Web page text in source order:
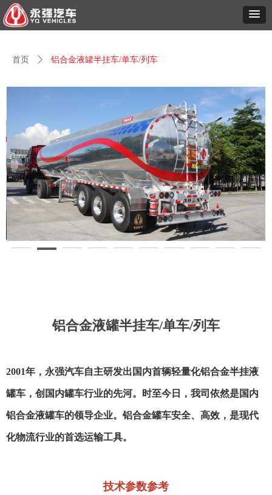
首页 ꄲ 铝合金液罐半挂车/单车/列车
铝合金液罐半挂车/单车/列车
2001年，永强汽车自主研发出国内首辆轻量化铝合金半挂液
罐车，创国内罐车行业的先河。时至今日，我司依然是国内
铝合金液罐车的领导企业。铝合金罐车安全、高效，是现代
化物流行业的首选运输工具。
技术参数参考